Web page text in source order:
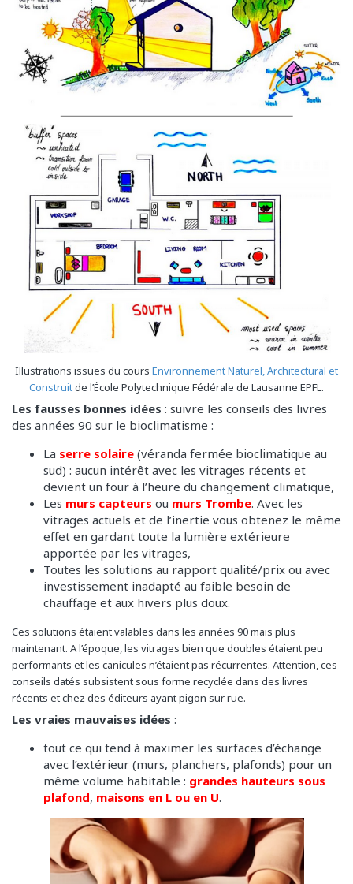
Illustrations issues du cours Environnement Naturel, Architectural et
Construitde l’École Polytechnique Fédérale de Lausanne EPFL.
Les fausses bonnes idées : suivre les conseils des livres
des années 90 sur le bioclimatisme :
La serre solaire (véranda fermée bioclimatique au
sud) : aucun intérêt avec les vitrages récents et
devient un four à l’heure du changement climatique,
Les murs capteurs ou murs Trombe. Avec les
vitrages actuels et de l’inertie vous obtenez le même
effet en gardant toute la lumière extérieure
apportée par les vitrages,
Toutes les solutions au rapport qualité/prix ou avec
investissement inadapté au faible besoin de
chauffage et aux hivers plus doux.
Ces solutions étaient valables dans les années 90 mais plus
maintenant. A l’époque, les vitrages bien que doubles étaient peu
performants et les canicules n’étaient pas récurrentes. Attention, ces
conseils datés subsistent sous forme recyclée dans des livres
récents et chez des éditeurs ayant pigon sur rue.
Les vraies mauvaises idées :
tout ce qui tend à maximer les surfaces d’échange
avec l’extérieur (murs, planchers, plafonds) pour un
même volume habitable : grandes hauteurs sous
plafond, maisons en L ou en U.